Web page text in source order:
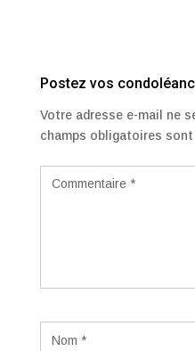
Votre adresse e-mail ne
champs obligatoires sont